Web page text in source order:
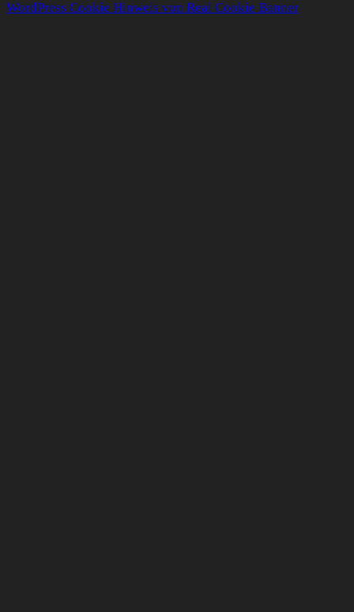
WordPress Cookie Hinweis von Real Cookie Banner